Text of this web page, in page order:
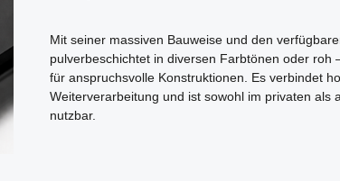
Mit seiner massiven Bauweise und den
pulverbeschichtet in diversen Farbtönen oder roh
für anspruchsvolle Konstruktionen. Es verbindet
Weiterverarbeitung und ist sowohl im privaten als
nutzbar.